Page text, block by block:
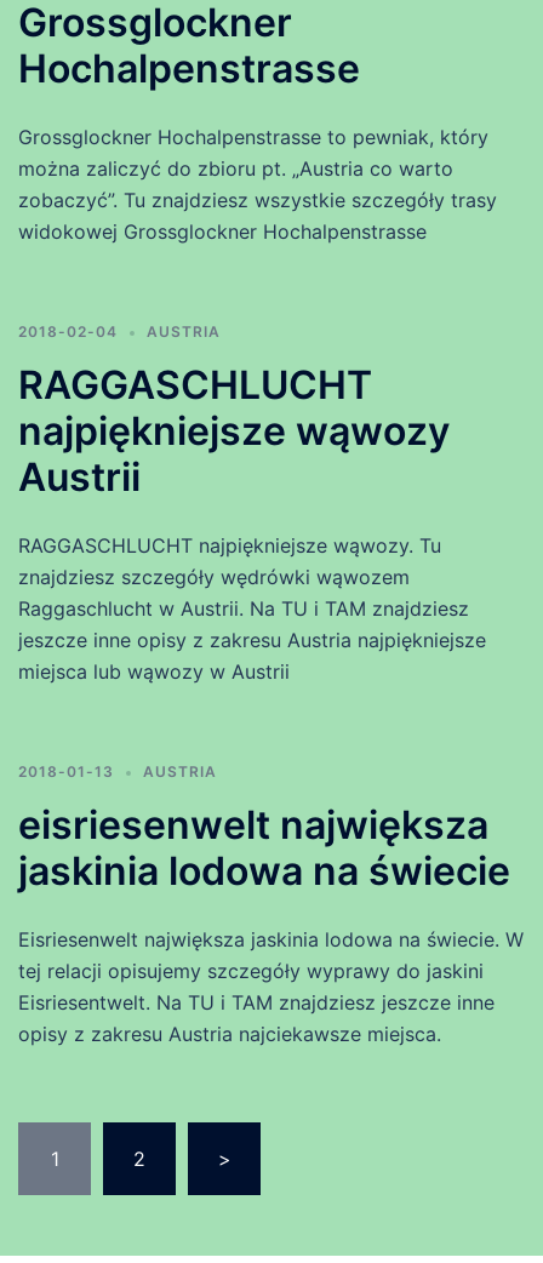
Grossglockner
Hochalpenstrasse
Grossglockner Hochalpenstrasse to pewniak, który
można zaliczyć do zbioru pt. „Austria co warto
zobaczyć”. Tu znajdziesz wszystkie szczegóły trasy
widokowej Grossglockner Hochalpenstrasse
2018-02-04 AUSTRIA
RAGGASCHLUCHT
najpiękniejsze wąwozy
Austrii
RAGGASCHLUCHT najpiękniejsze wąwozy. Tu
znajdziesz szczegóły wędrówki wąwozem
Raggaschlucht w Austrii. Na TU i TAM znajdziesz
jeszcze inne opisy z zakresu Austria najpiękniejsze
miejsca lub wąwozy w Austrii
2018-01-13 AUSTRIA
eisriesenwelt największa
jaskinia lodowa na świecie
Eisriesenwelt największa jaskinia lodowa na świecie. W
tej relacji opisujemy szczegóły wyprawy do jaskini
Eisriesentwelt. Na TU i TAM znajdziesz jeszcze inne
opisy z zakresu Austria najciekawsze miejsca.
wpisów
1 2 >